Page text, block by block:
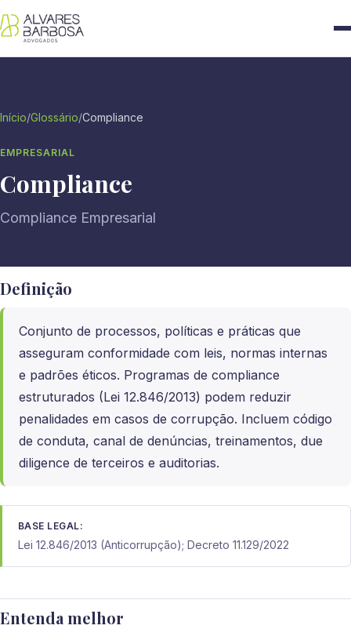
Início/Glossário/Compliance
EMPRESARIAL
Compliance
Compliance Empresarial
Definição
Conjunto de processos, políticas e práticas que
asseguram conformidade com leis, normas internas
e padrões éticos. Programas de compliance
estruturados (Lei 12.846/2013) podem reduzir
penalidades em casos de corrupção. Incluem código
de conduta, canal de denúncias, treinamentos, due
diligence de terceiros e auditorias.
BASE LEGAL:
Lei 12.846/2013 (Anticorrupção); Decreto 11.129/2022
Entenda melhor